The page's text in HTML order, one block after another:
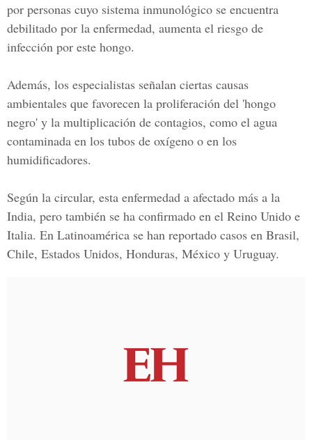
por personas cuyo sistema inmunológico se encuentra
debilitado por la enfermedad, aumenta el riesgo de
infección por este hongo.
Además, los especialistas señalan ciertas causas
ambientales que favorecen la proliferación del 'hongo
negro' y la multiplicación de contagios, como el agua
contaminada en los tubos de oxígeno o en los
humidificadores.
Según la circular, esta enfermedad a afectado más a la
India, pero también se ha confirmado en el Reino Unido e
Italia. En Latinoamérica se han reportado casos en Brasil,
Chile, Estados Unidos, Honduras, México y Uruguay.